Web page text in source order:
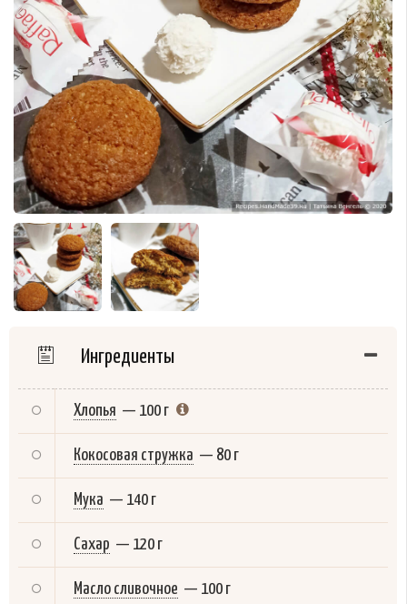
Ингредиенты
Хлопья — 100 г
Кокосовая стружка — 80 г
Мука — 140 г
Сахар — 120 г
Масло сливочное — 100 г